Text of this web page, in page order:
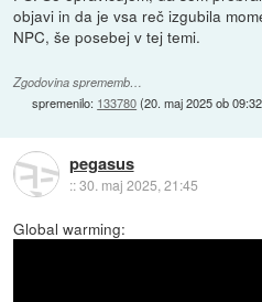
objavi in da je vsa reč izgubila
NPC, še posebej v tej temi.
Zgodovina sprememb…
spremenilo: 133780(20. maj 2025 ob 09:32
pegasus
::30. maj 2025, 21:45
Global warming: